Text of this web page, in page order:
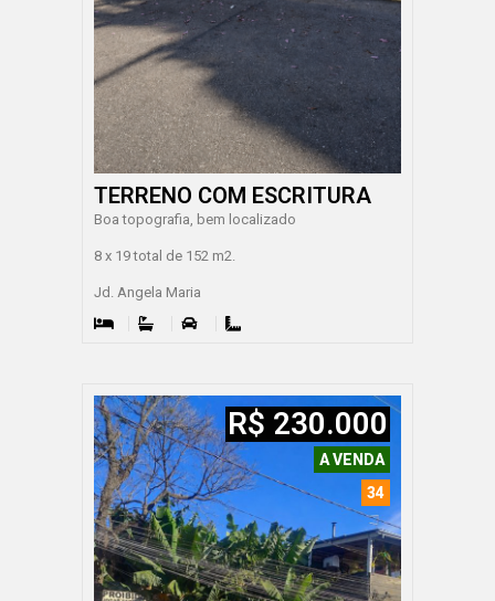
TERRENO COM ESCRITURA
Boa topografia, bem localizado
8 x 19 total de 152 m2.
Jd. Angela Maria
A VENDA
34
R$ 230.000